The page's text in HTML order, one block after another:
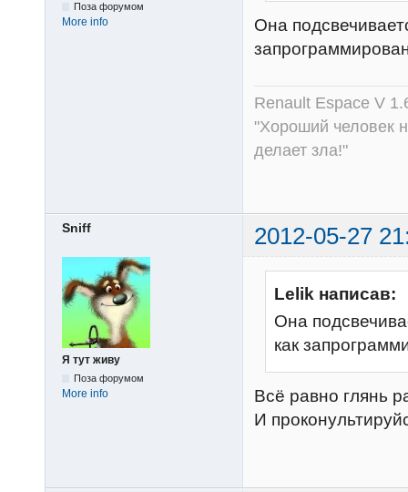
Поза форумом
More info
Она
Renault Espace V
"Хороший человек
делает зла!"
Sniff 2012-05-27
Я тут живу
Поза форумом
More info
Lelik написав:
Она
как
Всё равно глянь
И